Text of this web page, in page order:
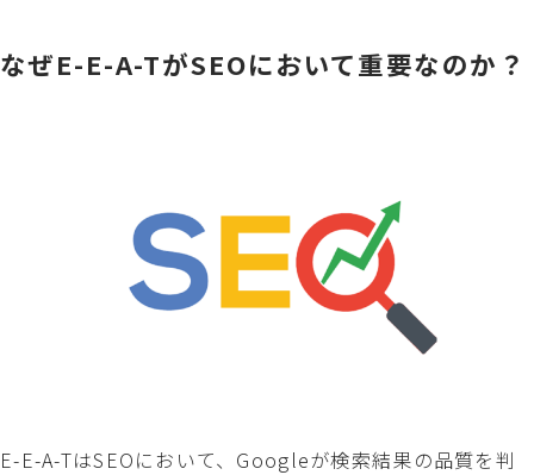
なぜE-E-A-TがSEOにおいて重要なのか？
E-E-A-TはSEOにおいて、Googleが検索結果の品質を判